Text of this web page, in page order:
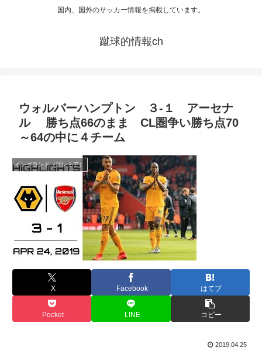
国内、国外のサッカー情報を掲載しています。
蹴球的情報ch
ウォルバーハンプトン ３-１ アーセナ
ル 勝ち点66のまま CL圏争い勝ち点70
～64の中に４チーム
イングランド（プレミア）
X Facebook はてブ
Pocket LINE コピー
2019.04.25